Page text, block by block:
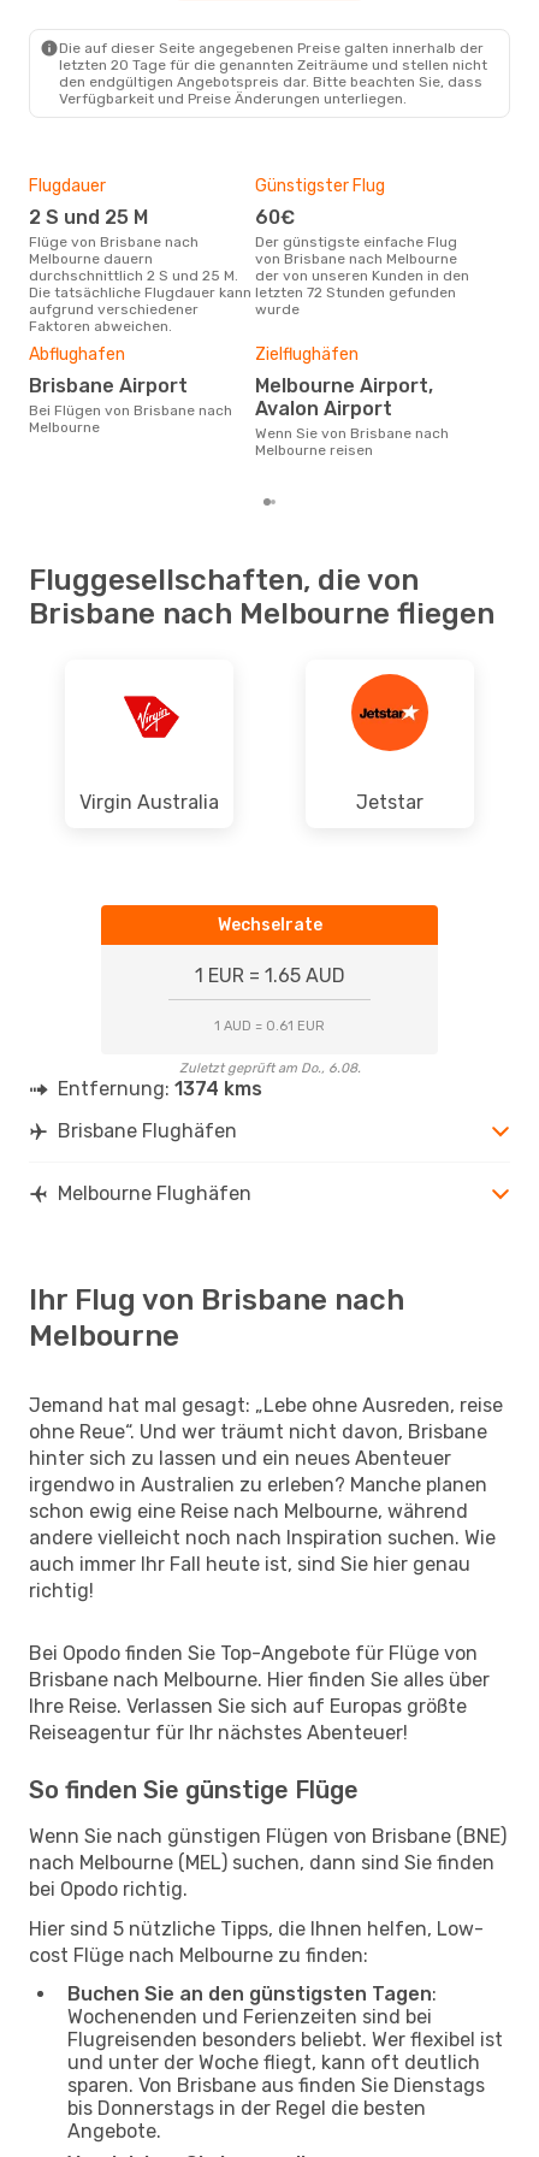
Die auf dieser Seite angegebenen Preise galten innerhalb der
letzten 20 Tage für die genannten Zeiträume und stellen nicht
den endgültigen Angebotspreis dar. Bitte beachten Sie, dass
Verfügbarkeit und Preise Änderungen unterliegen.
Flugdauer
2 S und 25 M
Flüge von Brisbane nach
Melbourne dauern
durchschnittlich 2 S und 25 M.
Die tatsächliche Flugdauer kann
aufgrund verschiedener
Faktoren abweichen.
Günstigster Flug
60€
Der günstigste einfache Flug
von Brisbane nach Melbourne
der von unseren Kunden in den
letzten 72 Stunden gefunden
wurde
Abflughafen
Brisbane Airport
Bei Flügen von Brisbane nach
Melbourne
Zielflughäfen
Melbourne Airport,
Avalon Airport
Wenn Sie von Brisbane nach
Melbourne reisen
Fluggesellschaften, die von
Brisbane nach Melbourne fliegen
Virgin Australia Jetstar
Wechselrate
1 EUR = 1.65 AUD
1 AUD = 0.61 EUR
Zuletzt geprüft am Do., 6.08.
Entfernung: 1374 kms
Brisbane Flughäfen
Melbourne Flughäfen
Ihr Flug von Brisbane nach
Melbourne
Jemand hat mal gesagt: „Lebe ohne Ausreden, reise
ohne Reue“. Und wer träumt nicht davon, Brisbane
hinter sich zu lassen und ein neues Abenteuer
irgendwo in Australien zu erleben? Manche planen
schon ewig eine Reise nach Melbourne, während
andere vielleicht noch nach Inspiration suchen. Wie
auch immer Ihr Fall heute ist, sind Sie hier genau
richtig!
Bei Opodo finden Sie Top-Angebote für Flüge von
Brisbane nach Melbourne. Hier finden Sie alles über
Ihre Reise. Verlassen Sie sich auf Europas größte
Reiseagentur für Ihr nächstes Abenteuer!
So finden Sie günstige Flüge
Wenn Sie nach günstigen Flügen von Brisbane (BNE)
nach Melbourne (MEL) suchen, dann sind Sie finden
bei Opodo richtig.
Hier sind 5 nützliche Tipps, die Ihnen helfen, Low-
cost Flüge nach Melbourne zu finden:
Buchen Sie an den günstigsten Tagen:
Wochenenden und Ferienzeiten sind bei
Flugreisenden besonders beliebt. Wer flexibel ist
und unter der Woche fliegt, kann oft deutlich
sparen. Von Brisbane aus finden Sie Dienstags
bis Donnerstags in der Regel die besten
Angebote.